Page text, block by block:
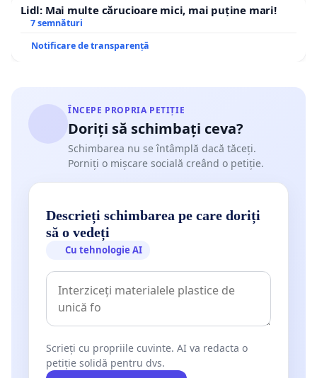
Lidl: Mai multe cărucioare mici, mai puține mari!
7 semnături
Notificare de transparență
ÎNCEPE PROPRIA PETIȚIE
Doriți să schimbați ceva?
Schimbarea nu se întâmplă dacă tăceți.
Porniți o mișcare socială creând o petiție.
Descrieți schimbarea pe care doriți
să o vedeți
Cu tehnologie AI
Scrieți cu propriile cuvinte. AI va redacta o
petiție solidă pentru dvs.